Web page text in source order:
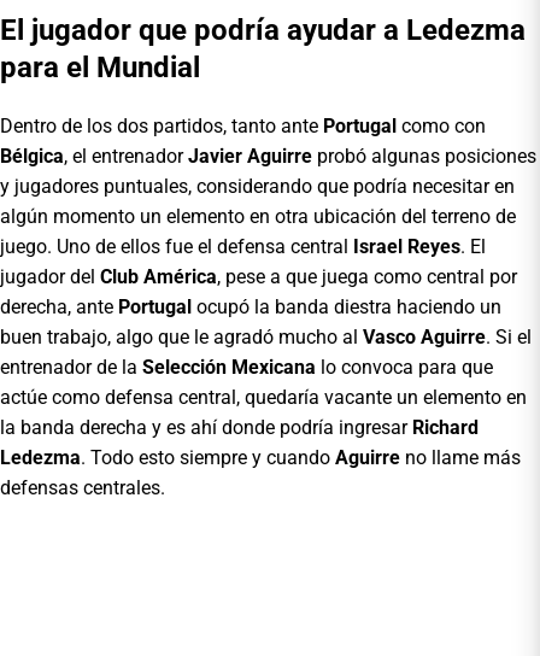
El jugador que podría ayudar a Ledezma
para el Mundial
Dentro de los dos partidos, tanto ante Portugal como con
Bélgica, el entrenadorJavier Aguirre probó algunas posiciones
y jugadores puntuales, considerando que podría necesitar en
algún momento un elemento en otra ubicación del terreno de
juego. Uno de ellos fue el defensa central Israel Reyes. El
jugador del Club América, pese a que juega como central por
derecha, ante Portugal ocupó la banda diestra haciendo un
buen trabajo, algo que le agradó mucho al Vasco Aguirre. Si el
entrenador de la Selección Mexicana lo convoca para que
actúe como defensa central, quedaría vacante un elemento en
la banda derecha y es ahí donde podría ingresar Richard
Ledezma. Todo esto siempre y cuando Aguirre no llame más
defensas centrales.